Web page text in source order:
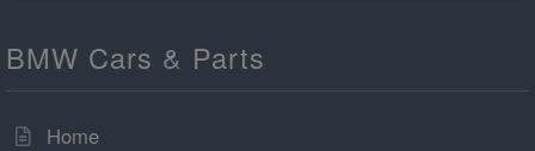
BMW Cars & Parts
Home